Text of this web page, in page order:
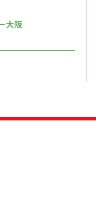
大阪